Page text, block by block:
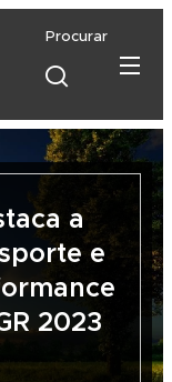
Procurar
a
e
2023